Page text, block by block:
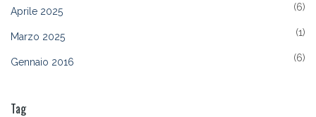
Aprile 2025 (6)
Marzo 2025 (1)
Gennaio 2016 (6)
Tag